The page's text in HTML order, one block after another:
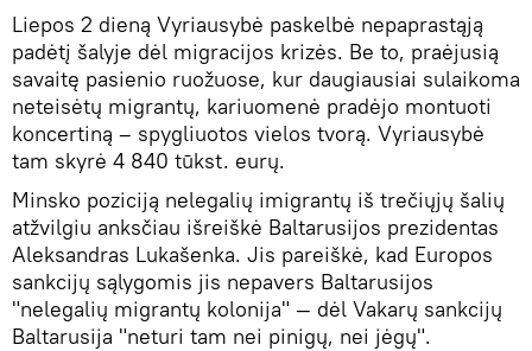
Liepos 2 dieną Vyriausybė paskelbė nepaprastąją
padėtį šalyje dėl migracijos krizės. Be to, praėjusią
savaitę pasienio ruožuose, kur daugiausiai sulaikoma
neteisėtų migrantų, kariuomenė pradėjo montuoti
koncertiną – spygliuotos vielos tvorą. Vyriausybė
tam skyrė 4 840 tūkst. eurų.
Minsko poziciją nelegalių imigrantų iš trečiųjų šalių
atžvilgiu anksčiau išreiškė Baltarusijos prezidentas
Aleksandras Lukašenka. Jis pareiškė, kad Europos
sankcijų sąlygomis jis nepavers Baltarusijos
"nelegalių migrantų kolonija" — dėl Vakarų sankcijų
Baltarusija "neturi tam nei pinigų, nei jėgų".